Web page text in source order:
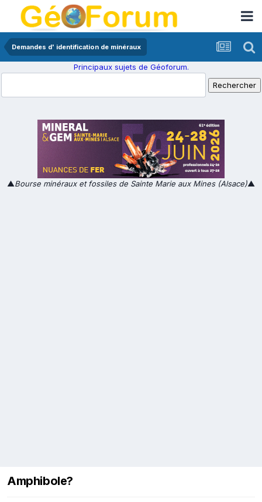
Demandes d' identification de minéraux
Principaux sujets de Géoforum.
▲Bourse minéraux et fossiles de Sainte Marie aux Mines (Alsace)▲
Amphibole?